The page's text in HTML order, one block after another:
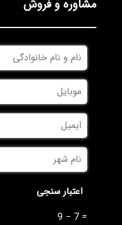
مشاوره و فروش
نام
و
نام
خانوادگی
موبایل
ایمیل
نام
شهر *
اعتبار سنجی
9 − 7 =